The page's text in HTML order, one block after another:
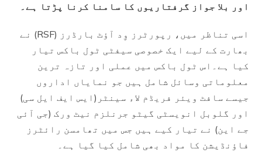
اور بلا جواز گرفتاریوں کا سامنا کرنا پڑتا ہے۔
اسی تناظر میں، رپورٹرز وِد آؤٹ بارڈرز (RSF) نے
بھارت کے لیے ایک خصوصی سیفٹی ٹول باکس تیار
کیا ہے۔اس ٹول باکس میں عملی اور تازہ ترین
معلوماتی وسائل شامل ہیں جو نمایاں اداروں
جیسے سافٹ ویئر فریڈم لاء سینٹر(ایس ایف ایل سی)
اور گلوبل انویسٹی گیٹو جرنلزم نیٹ ورک (جی آئی
جے این) نے تیار کیے ہیں جس میں تھامسن رائٹرز
فاؤنڈیشن کا مواد بھی شامل کیا گیا ہے۔